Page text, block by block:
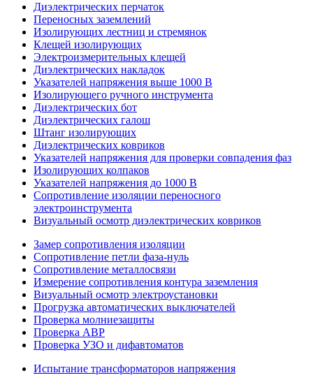
Диэлектрических перчаток
Переносных заземлений
Изолирующих лестниц и стремянок
Клещей изолирующих
Электроизмерительных клещей
Диэлектрических накладок
Указателей напряжения выше 1000 В
Изолирующего ручного инструмента
Диэлектрических бот
Диэлектрических галош
Штанг изолирующих
Диэлектрических ковриков
Указателей напряжения для проверки совпадения фаз
Изолирующих колпаков
Указателей напряжения до 1000 В
Сопротивление изоляции переносного
электроинструмента
Визуальный осмотр диэлектрических ковриков
Замер сопротивления изоляции
Сопротивление петли фаза-нуль
Сопротивление металлосвязи
Измерение сопротивления контура заземления
Визуальный осмотр электроустановки
Прогрузка автоматических выключателей
Проверка молниезащиты
Проверка АВР
Проверка УЗО и дифавтоматов
Испытание трансформаторов напряжения